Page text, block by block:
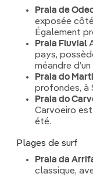
Praia de
exposée
Également
Praia Fluvial
pays,
méandre
Praia do
profondes, à
Praia do
Carvoeiro
été.
Plages de surf
Praia da
classique,